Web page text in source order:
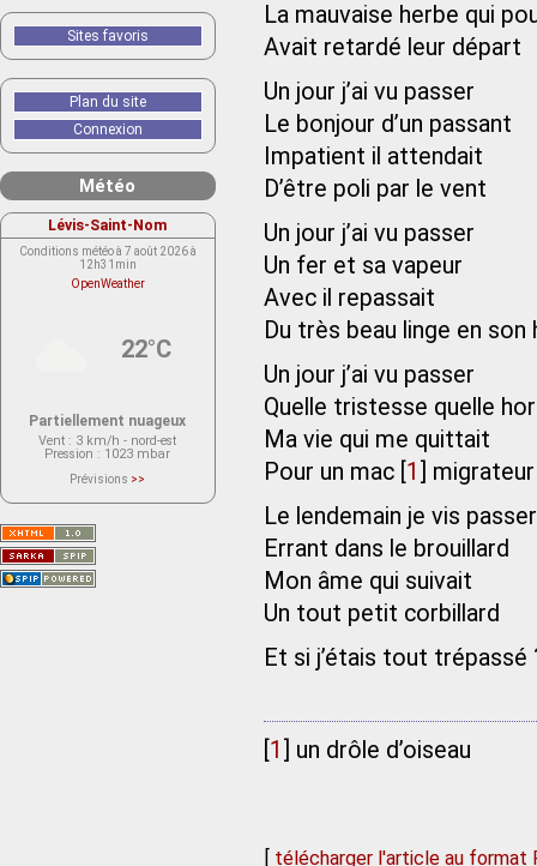
La mauvaise herbe qui
Avait retardé leur départ
Un jour j’ai vu passer
Le bonjour d’un passant
Impatient il attendait
D’être poli par le vent
Un jour j’ai vu passer
Un fer et sa vapeur
Avec il repassait
Du très beau linge en son
Un jour j’ai vu passer
Quelle tristesse quelle
Ma vie qui me quittait
Pour un mac 1
migrateur
Le lendemain je vis passer
Errant dans le brouillard
Mon âme qui suivait
Un tout petit corbillard
Et si j’étais tout trépassé
1 un drôle d’oiseau
[ télécharger l'article au format
Sites favoris
Plan du site
Connexion
Météo
Lévis-Saint-Nom
Conditions météo à 7 août 2026 à
12h31min
OpenWeather
22°C
Partiellement nuageux
Vent : 3 km/h - nord-est
Pression : 1023 mbar
Prévisions >>
actuellement aucune prévision
Saint-Nom.
Veuillez consulter le message du
service ci-dessous.
(401 - Invalid API key. Please see
https://openweathermap.org/faq#error401